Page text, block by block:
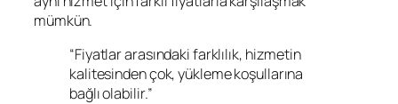
mümkün.
“Fiyatlar arasındaki farklılık, hizmetin
kalitesinden çok, yükleme koşullarına
bağlı olabilir.”